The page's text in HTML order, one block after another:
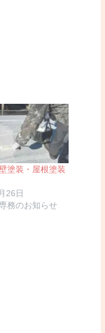
塗装・屋根塗装
26日
務のお知らせ